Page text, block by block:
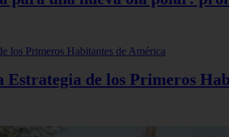
Estrategia de los Primeros